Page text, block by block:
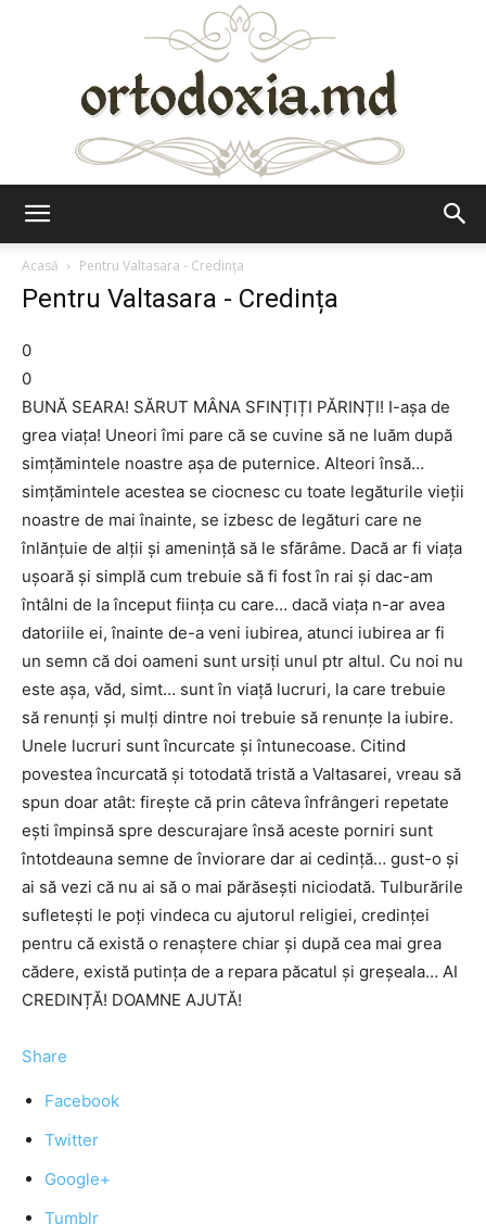
Acasă
Pentru Valtasara - Credința
Pentru Valtasara - Credința
0
0
BUNĂ SEARA! SĂRUT MÂNA SFINȚIȚI PĂRINȚI! I-așa de
grea viața! Uneori îmi pare că se cuvine să ne luăm după
simțămintele noastre așa de puternice. Alteori însă…
simțămintele acestea se ciocnesc cu toate legăturile vieții
noastre de mai înainte, se izbesc de legături care ne
înlănțuie de alții și amenință să le sfărâme. Dacă ar fi viața
ușoară și simplă cum trebuie să fi fost în rai și dac-am
întâlni de la început ființa cu care… dacă viața n-ar avea
datoriile ei, înainte de-a veni iubirea, atunci iubirea ar fi
un semn că doi oameni sunt ursiți unul ptr altul. Cu noi nu
este așa, văd, simt… sunt în viață lucruri, la care trebuie
să renunți și mulți dintre noi trebuie să renunțe la iubire.
Unele lucruri sunt încurcate și întunecoase. Citind
povestea încurcată și totodată tristă a Valtasarei, vreau să
spun doar atât: firește că prin câteva înfrângeri repetate
ești împinsă spre descurajare însă aceste porniri sunt
întotdeauna semne de înviorare dar ai cedință… gust-o și
ai să vezi că nu ai să o mai părăsești niciodată. Tulburările
sufletești le poți vindeca cu ajutorul religiei, credinței
pentru că există o renaștere chiar și după cea mai grea
cădere, există putința de a repara păcatul și greșeala… AI
CREDINȚĂ! DOAMNE AJUTĂ!
Share
Facebook
Twitter
Google+
Tumblr